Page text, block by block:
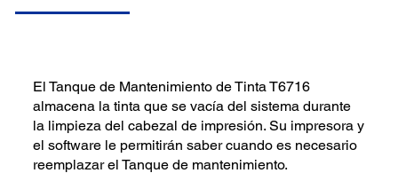
El Tanque de Mantenimiento de Tinta T6716
almacena la tinta que se vacía del sistema durante
la limpieza del cabezal de impresión. Su impresora y
el software le permitirán saber cuando es necesario
reemplazar el Tanque de mantenimiento.